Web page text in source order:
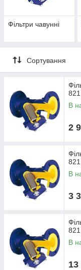
Фільтри чавунні
Сортування
В
2
В
3
В
13